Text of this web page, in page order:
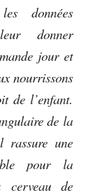
données
donner
jour et
nourrissons
de l’enfant.
de la
rassure une
pour la
cerveau de